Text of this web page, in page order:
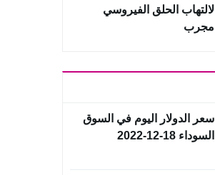
لالتهاب الحلق الفيروسي
مجرب
سعر الدولار اليوم في السوق
السوداء 18-12-2022